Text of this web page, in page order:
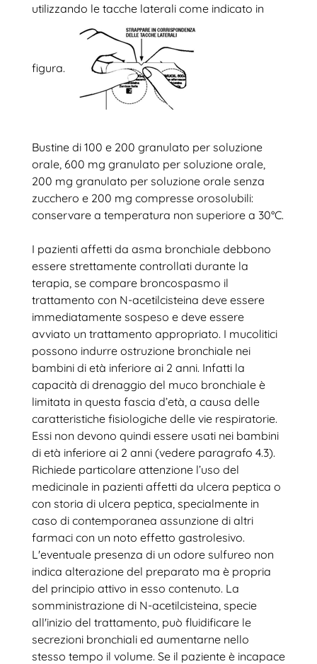
utilizzando le tacche laterali come indicato in
figura.
Bustine di 100 e 200 granulato per soluzione
orale, 600 mg granulato per soluzione orale,
200 mg granulato per soluzione orale senza
zucchero e 200 mg compresse orosolubili:
conservare a temperatura non superiore a 30°C.
I pazienti affetti da asma bronchiale debbono
essere strettamente controllati durante la
terapia, se compare broncospasmo il
trattamento con N-acetilcisteina deve essere
immediatamente sospeso e deve essere
avviato un trattamento appropriato. I mucolitici
possono indurre ostruzione bronchiale nei
bambini di età inferiore ai 2 anni. Infatti la
capacità di drenaggio del muco bronchiale è
limitata in questa fascia d’età, a causa delle
caratteristiche fisiologiche delle vie respiratorie.
Essi non devono quindi essere usati nei bambini
di età inferiore ai 2 anni (vedere paragrafo 4.3).
Richiede particolare attenzione l’uso del
medicinale in pazienti affetti da ulcera peptica o
con storia di ulcera peptica, specialmente in
caso di contemporanea assunzione di altri
farmaci con un noto effetto gastrolesivo.
L'eventuale presenza di un odore sulfureo non
indica alterazione del preparato ma è propria
del principio attivo in esso contenuto. La
somministrazione di N-acetilcisteina, specie
all'inizio del trattamento, può fluidificare le
secrezioni bronchiali ed aumentarne nello
stesso tempo il volume. Se il paziente è incapace